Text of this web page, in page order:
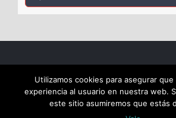
COPYRIGHT 2018 Socialistas de
ALL RIGHTS RESERVED |
Utilizamos cookies para asegurar que
experiencia al usuario en nuestra web.
este sitio asumiremos que estás